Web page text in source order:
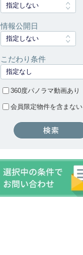
指定しない
情報公開日
指定しない
こだわり条件
指定なし
360度パノラマ動画あり
会員限定物件を含まない